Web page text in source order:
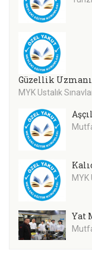
Güzellik Uzmanı
MYK Ustalık
MYK
Yat